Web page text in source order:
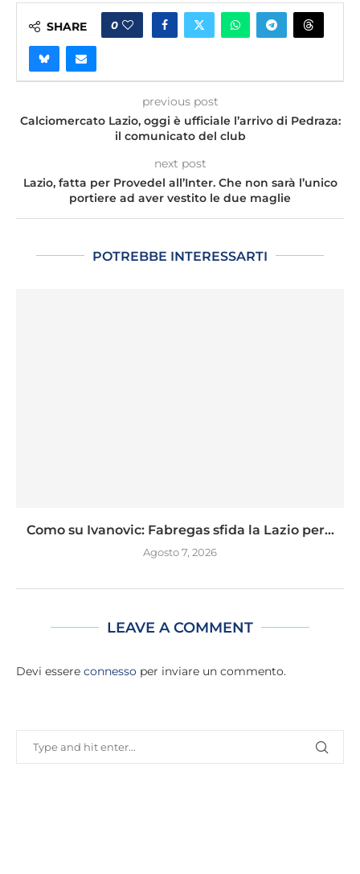
SHARE 0
previous post
Calciomercato Lazio, oggi è ufficiale l’arrivo di Pedraza:
il comunicato del club
next post
Lazio, fatta per Provedel all’Inter. Che non sarà l’unico
portiere ad aver vestito le due maglie
POTREBBE INTERESSARTI
Como su Ivanovic: Fabregas sfida la Lazio per...
Agosto 7, 2026
LEAVE A COMMENT
Devi essere connesso per inviare un commento.